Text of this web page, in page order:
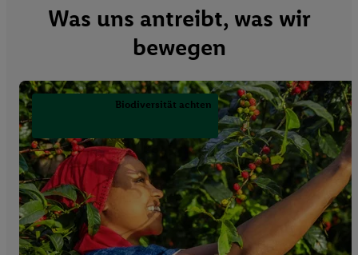
Was uns antreibt, was wir
bewegen
Biodiversität achten